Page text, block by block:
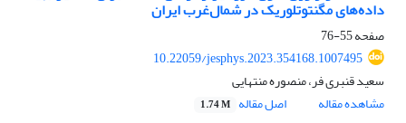
داد‌ه‌های مگنتوتلوریک در شمال‌غرب ایران
صفحه55-76
10.22059/jesphys.2023.354168.1007495
سعید قنبری فر، منصوره منتهایی
مشاهده مقاله
اصل مقاله 1.74 M